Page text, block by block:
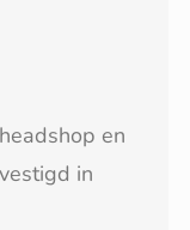
en
in